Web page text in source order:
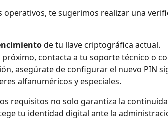
operativos, te sugerimos realizar una
de tu llave criptográfica actual.
próximo, contacta a tu soporte técnico o
asegúrate de configurar el nuevo PIN
alfanuméricos y especiales.
requisitos no solo garantiza la
tu identidad digital ante la